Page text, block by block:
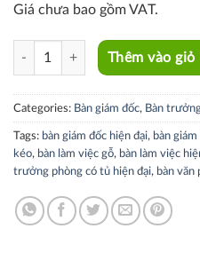
Giá chưa bao gồm VAT.
TW2009-18W quantity
Thêm vào giỏ
Categories: Bàn giám đốc, Bàn
Tags: bàn giám đốc hiện đại, bàn
kéo, bàn làm việc gỗ, bàn làm việc
trưởng phòng có tủ hiện đại, bàn văn